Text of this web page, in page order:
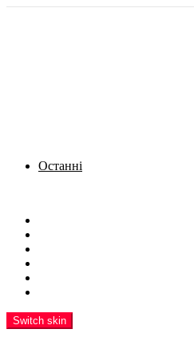
Останні
Switch skin